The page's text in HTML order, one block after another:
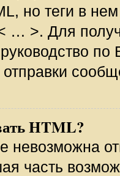
но теги в
… >. Для
HTML?
невозможна
часть